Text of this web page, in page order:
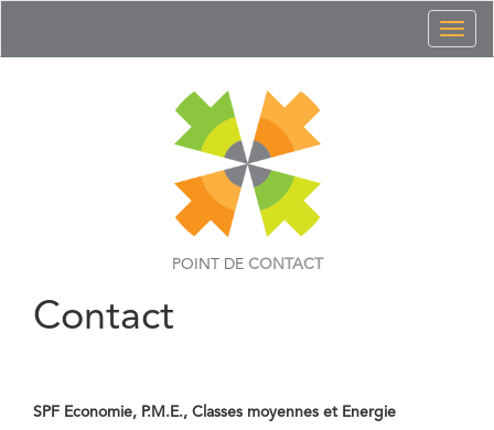
POINT DE CONTACT
Contact
SPF Economie, P.M.E., Classes moyennes et Energie